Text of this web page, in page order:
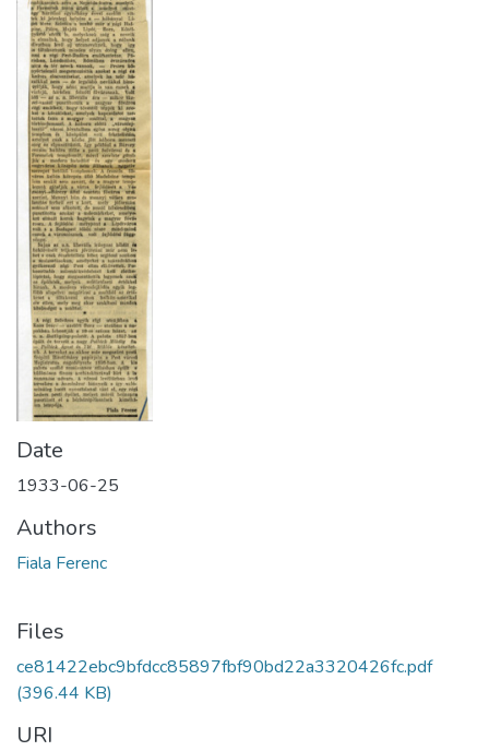
Date
1933-06-25
Authors
Fiala Ferenc
Files
ce81422ebc9bfdcc85897fbf90bd22a3320426fc.pdf
(396.44 KB)
URI